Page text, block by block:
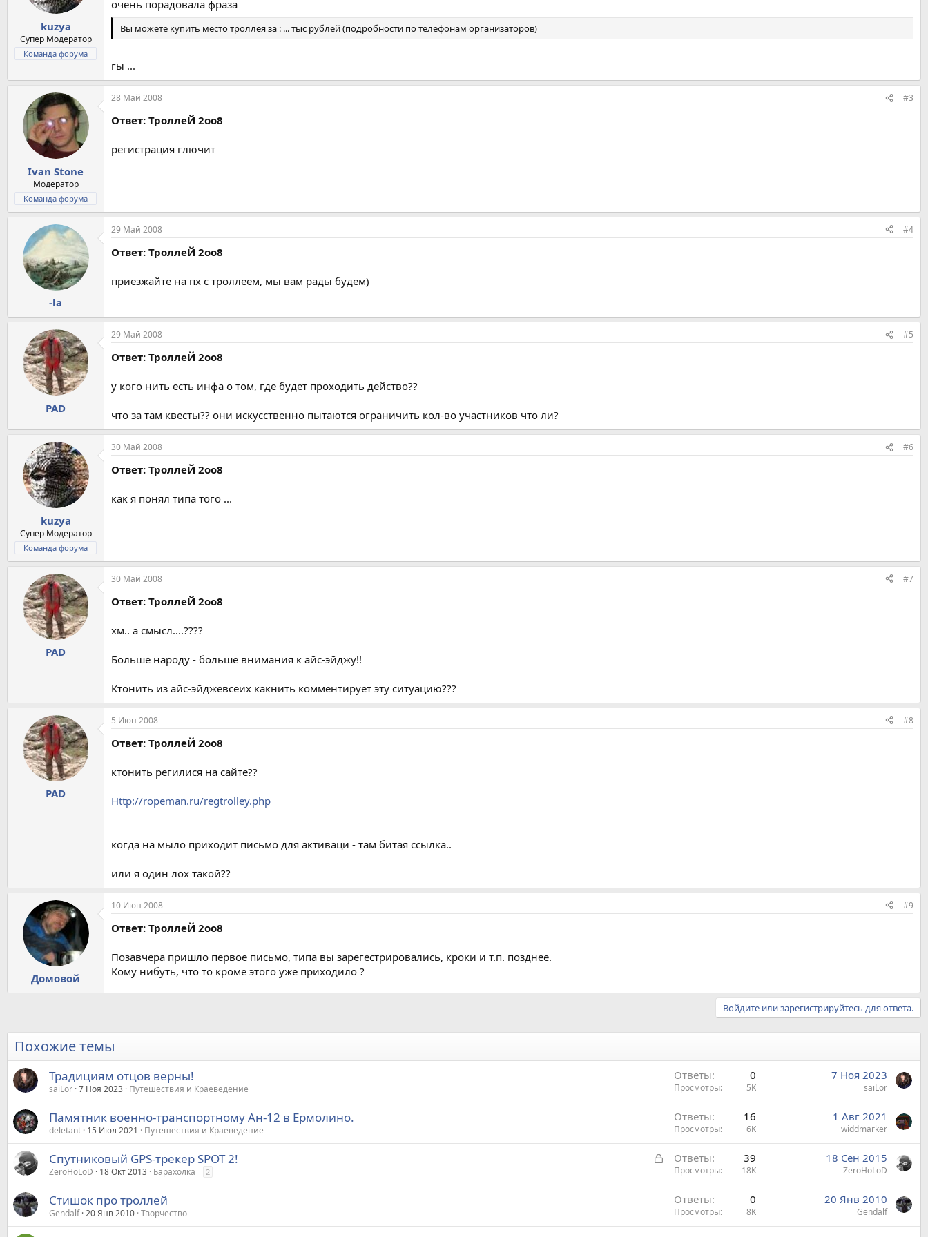
kuzya
Супер Модератор
Команда форума
очень порадовала фраза
Вы можете купить место троллея за : ... тыс рублей (подробности по телефонам организаторов)
гы ...
Ivan Stone
Модератор
Команда форума
28 Май 2008 #3
Ответ: ТроллеЙ 2оо8
регистрация глючит
-la
29 Май 2008 #4
Ответ: ТроллеЙ 2оо8
приезжайте на пх с троллеем, мы вам рады будем)
PAD
29 Май 2008 #5
Ответ: ТроллеЙ 2оо8
у кого нить есть инфа о том, где будет проходить действо??
что за там квесты?? они искусственно пытаются ограничить кол-во участников что ли?
kuzya
Супер Модератор
Команда форума
30 Май 2008 #6
Ответ: ТроллеЙ 2оо8
как я понял типа того ...
PAD
30 Май 2008 #7
Ответ: ТроллеЙ 2оо8
хм.. а смысл....????
Больше народу - больше внимания к айс-эйджу!!
Ктонить из айс-эйджевсеих какнить комментирует эту ситуацию???
PAD
5 Июн 2008 #8
Ответ: ТроллеЙ 2оо8
ктонить регилися на сайте??
Http://ropeman.ru/regtrolley.php
когда на мыло приходит письмо для активаци - там битая ссылка..
или я один лох такой??
Домовой
10 Июн 2008 #9
Ответ: ТроллеЙ 2оо8
Позавчера пришло первое письмо, типа вы зарегестрировались, кроки и т.п. позднее.
Кому нибуть, что то кроме этого уже приходило ?
Войдите или зарегистрируйтесь для ответа.
Похожие темы
Традициям отцов верны!
saiLor 7 Ноя 2023 Путешествия и Краеведение
Ответы 0
Просмотры 5K
7 Ноя 2023
saiLor
Памятник военно-транспортному Ан-12 в Ермолино.
deletant 15 Июл 2021 Путешествия и Краеведение
Ответы 16
Просмотры 6K
1 Авг 2021
widdmarker
З
к
т
Спутниковый GPS-трекер SPOT 2!
ZeroHoLoD 18 Окт 2013 Барахолка 2
Ответы 39
Просмотры 18K
18 Сен 2015
ZeroHoLoD
Стишок про троллей
Gendalf 20 Янв 2010 Творчество
Ответы 0
Просмотры 8K
20 Янв 2010
Gendalf